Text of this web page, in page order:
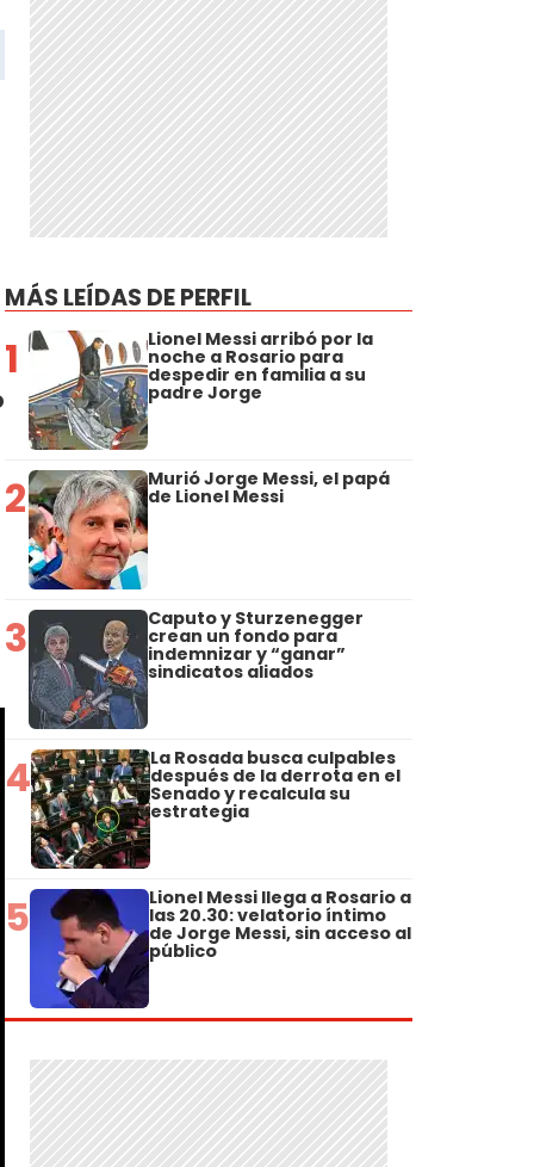
MÁS LEÍDAS DE PERFIL
1 Lionel Messi arribó por la
noche a Rosario para
despedir en familia a su
padre Jorge
2 Murió Jorge Messi, el papá
de Lionel Messi
3 Caputo y Sturzenegger
crean un fondo para
indemnizar y “ganar”
sindicatos aliados
4 La Rosada busca culpables
después de la derrota en el
Senado y recalcula su
estrategia
5 Lionel Messi llega a Rosario a
las 20.30: velatorio íntimo
de Jorge Messi, sin acceso al
público